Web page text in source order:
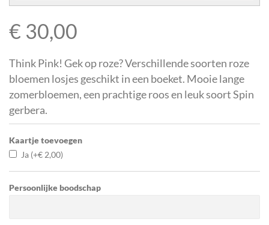
€ 30,00
Think Pink! Gek op roze? Verschillende soorten roze
bloemen losjes geschikt in een boeket. Mooie lange
zomerbloemen, een prachtige roos en leuk soort Spin
gerbera.
Kaartje toevoegen
Ja (+€ 2,00)
Persoonlijke boodschap